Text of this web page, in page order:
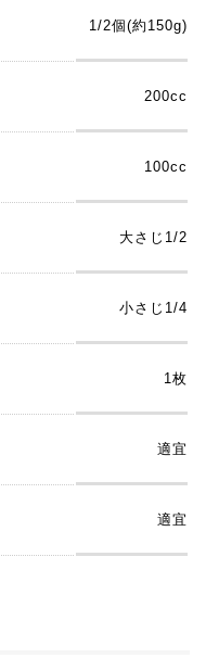
1/2個(約150g)
200cc
100cc
大さじ1/2
小さじ1/4
1枚
適宜
適宜